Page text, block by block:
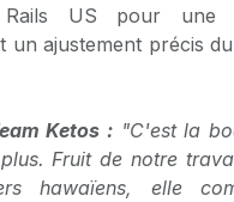
US pour une
un ajustement précis
Ketos : "C'est la
Fruit de notre
hawaïens, elle